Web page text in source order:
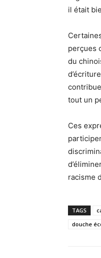
il était
perçues
du
tout un
Ces
racisme
TAGS
douche